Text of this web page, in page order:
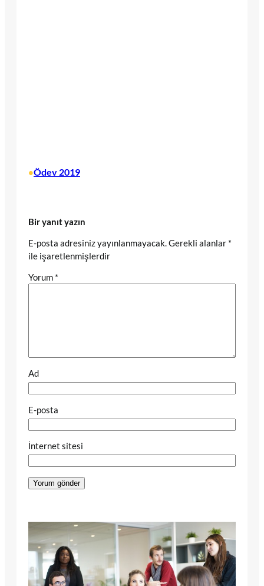
•Ödev 2019
Bir yanıt yazın
E-posta adresiniz yayınlanmayacak. Gerekli alanlar *
ile işaretlenmişlerdir
Yorum *
Ad
E-posta
İnternet sitesi